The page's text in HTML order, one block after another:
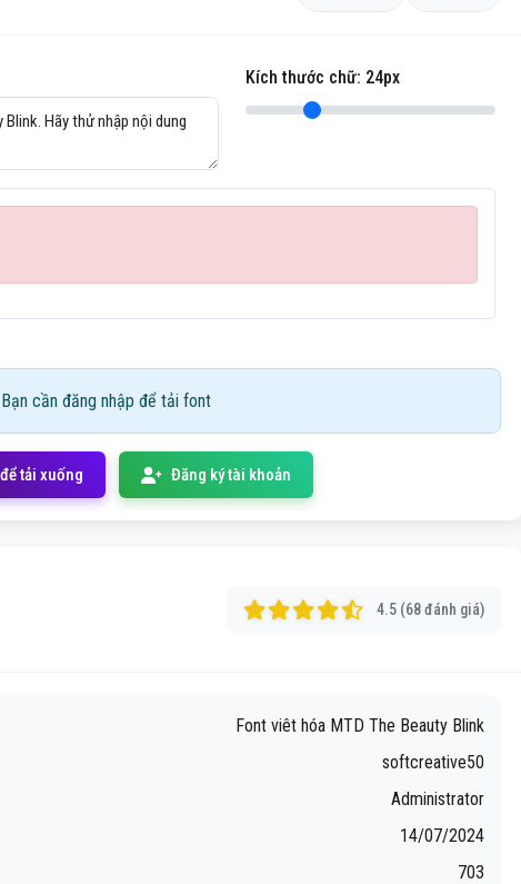
Kích thước chữ: 24px
cần đăng nhập để tải font
tải xuống Đăng ký tài khoản
4.5 (68 đánh giá)
Font viêt hóa MTD The Beauty Blink
softcreative50
Administrator
14/07/2024
703